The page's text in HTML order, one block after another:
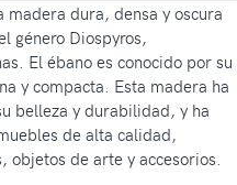
madera dura, densa y oscura
género Diospyros,
El ébano es conocido por su
y compacta. Esta madera ha
belleza y durabilidad, y ha
de alta calidad,
de arte y accesorios.